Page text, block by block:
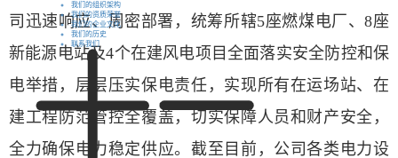
我们的组织架构
我们的资质荣誉
我们的企业文化
我们的历史
联系我们
司迅速响应、周密部署，统筹所辖5座燃煤电厂、8座
新能源电站及4个在建风电项目全面落实安全防控和保
电举措，层层压实保电责任，实现所有在运场站、在
建工程防范管控全覆盖， 切实保障人员和财产安全，
全力确保电力稳定供应。截至目前，公司各类电力设